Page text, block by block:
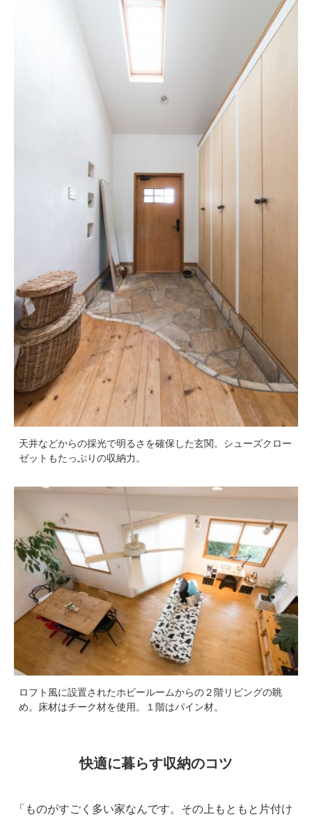
天井などからの採光で明るさを確保した玄関。シューズクロー
ゼットもたっぷりの収納力。
ロフト風に設置されたホビールームからの２階リビングの眺
め。床材はチーク材を使用。１階はパイン材。
快適に暮らす収納のコツ
「ものがすごく多い家なんです。その上もともと片付け